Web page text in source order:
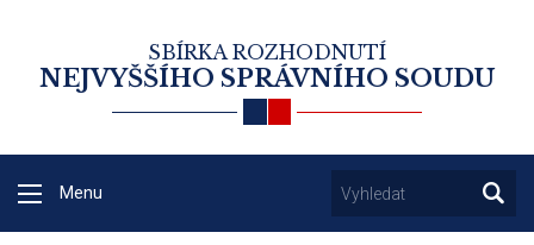
SBÍRKA ROZHODNUTÍ
NEJVYŠŠÍHO SPRÁVNÍHO SOUDU
Menu